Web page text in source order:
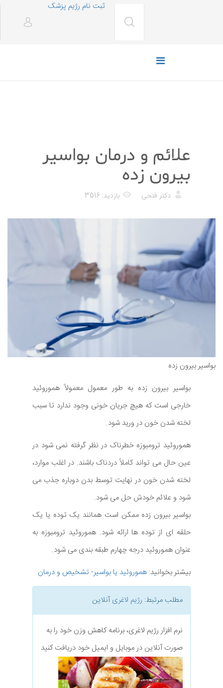
ثبت نام رژیم پزشک
علائم و درمان بواسیر
بیرون زده
دکتر فتحی بازدید: 3516
بواسیر بیرون زده
بواسیر بیرون زده به طور معمول معمولاً هموروئید
خارجی است که هیچ جریان خونی وجود ندارد تا سبب
لخته شدن خون در ورید شود.
هموروئید ترومبوزه خطرناک در نظر گرفته نمی شود در
عین حال می تواند کاملاً دردناک باشند. در اغلب موارد،
لخته شدن خون در نهایت توسط بدن دوباره جذب می
شود و علائم خودش حل می شود.
بواسیر بیرون زده ممکن است همانند یک توده یا یک
حلقه ای از توده ها ارائه شود. هموروئید ترومبوزه به
عنوان هموروئید درجه چهارم طبقه بندی می شود.
بیشتر بخوانید: هموروئید یا بواسیر- تشخیص و درمان
مطلب مرتبط: رژیم لاغریآنلاین
نرم افزار رژیم لاغری، برنامه کاهش وزن خود را به
صورت آنلاین در موبایل و ایمیل خود دریافت کنید